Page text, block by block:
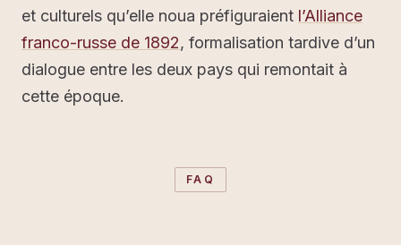
et culturels qu’elle noua préfiguraient l’Alliance
franco-russe de 1892, formalisation tardive d’un
dialogue entre les deux pays qui remontait à
cette époque.
FAQ